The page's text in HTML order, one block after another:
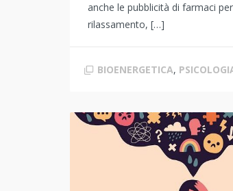
anche le pubblicità di farmaci per
rilassamento, […]
BIOENERGETICA,